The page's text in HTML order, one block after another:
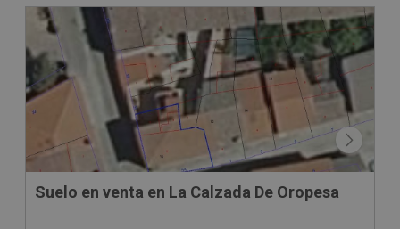
Suelo en venta en La Calzada De Oropesa